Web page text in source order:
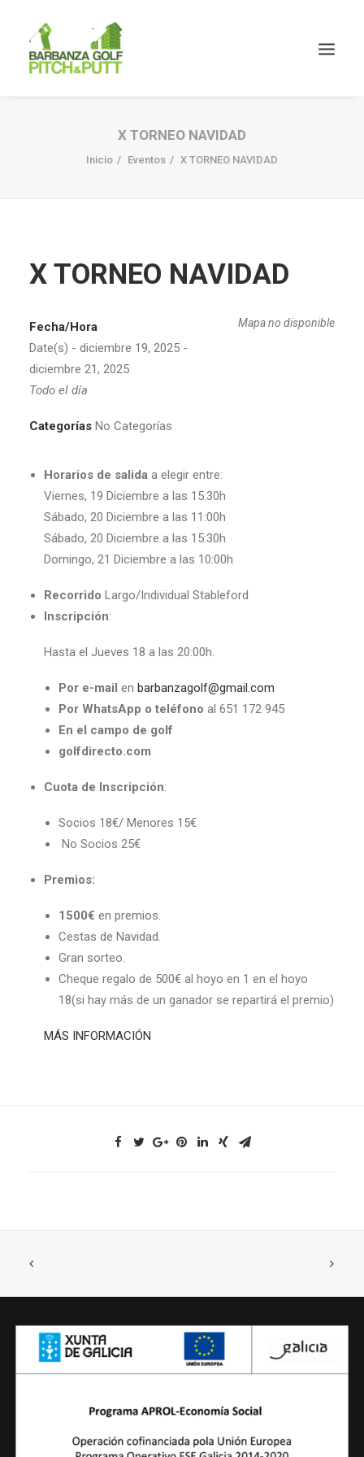
X TORNEO NAVIDAD
Inicio Eventos X TORNEO NAVIDAD
X TORNEO NAVIDAD
Mapa no disponible
Fecha/Hora
Date(s) - diciembre 19, 2025 -
diciembre 21, 2025
Todo el día
Categorías No Categorías
Horarios de salida a elegir entre:
Viernes, 19 Diciembre a las 15:30h
Sábado, 20 Diciembre a las 11:00h
Sábado, 20 Diciembre a las 15:30h
Domingo, 21 Diciembre a las 10:00h
Recorrido Largo/Individual Stableford
Inscripción:
Hasta el Jueves 18 a las 20:00h.
Por e-mail en barbanzagolf@gmail.com
Por WhatsApp o teléfono al 651 172 945
En el campo de golf
golfdirecto.com
Cuota de Inscripción:
Socios 18€/ Menores 15€
No Socios 25€
Premios:
1500€ en premios.
Cestas de Navidad.
Gran sorteo.
Cheque regalo de 500€ al hoyo en 1 en el hoyo
18(si hay más de un ganador se repartirá el premio)
MÁS INFORMACIÓN